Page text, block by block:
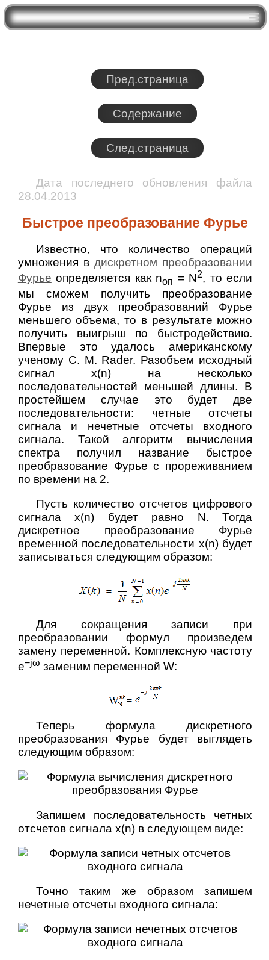
Пред.страница
Содержание
След.страница
Дата последнего обновления файла
28.04.2013
Быстрое преобразование Фурье
Известно, что количество операций
умножения вдискретном преобразовании
Фурье определяется как nоп = N2, то если
мы сможем получить преобразование
Фурье из двух преобразований Фурье
меньшего объема, то в результате можно
получить выигрыш по быстродействию.
Впервые это удалось американскому
ученому C. M. Rader. Разобъем исходный
сигнал x(n) на несколько
последовательностей меньшей длины. В
простейшем случае это будет две
последовательности: четные отсчеты
сигнала и нечетные отсчеты входного
сигнала. Такой алгоритм вычисления
спектра получил название быстрое
преобразование Фурье с прореживанием
по времени на 2.
Пусть количество отсчетов цифрового
сигнала x(n) будет равно N. Тогда
дискретное преобразование Фурье
временной последовательности x(n) будет
записываться следующим образом:
Для сокращения записи при
преобразовании формул произведем
замену переменной. Комплексную частоту
e−jω заменим переменной W:
Теперь формула дискретного
преобразования Фурье будет выглядеть
следующим образом:
Запишем последовательность четных
отсчетов сигнала x(n) в следующем виде:
Точно таким же образом запишем
нечетные отсчеты входного сигнала: